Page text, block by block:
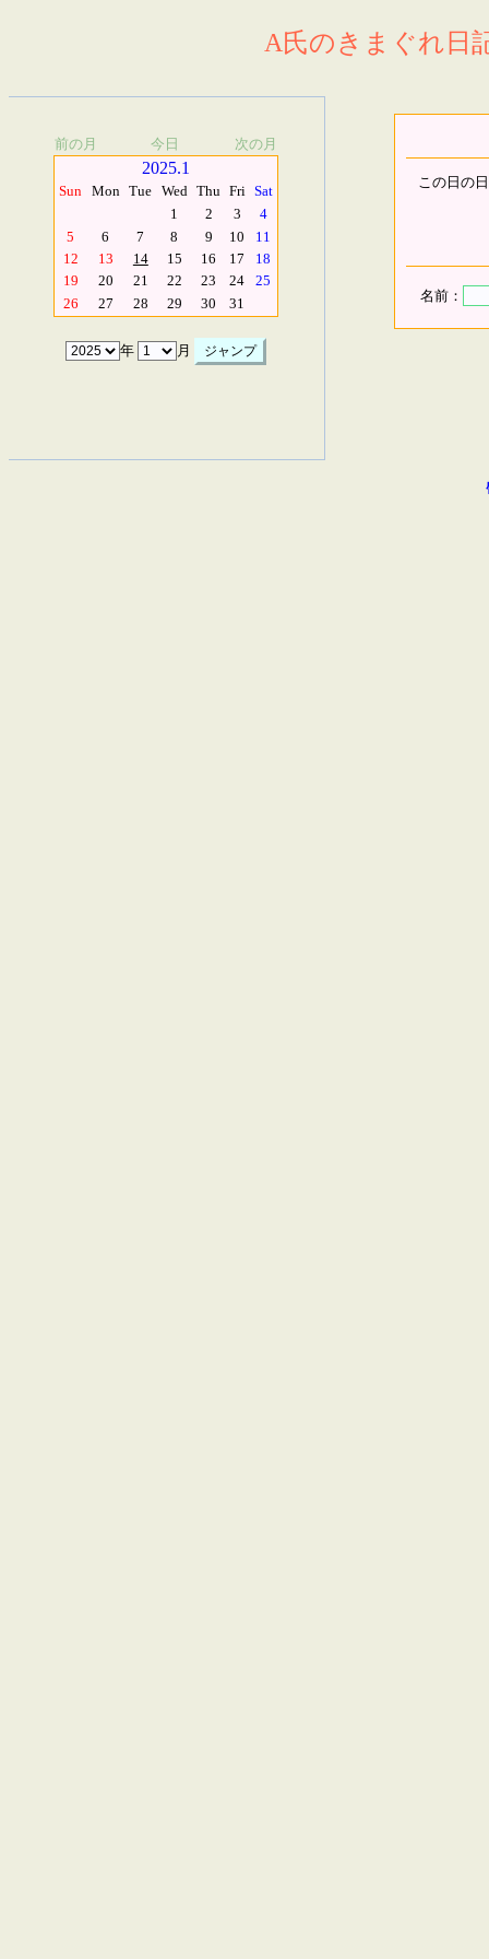
A氏のきまぐれ日
前の月 今日 次の月
2025.1
Sun Mon Tue Wed Thu Fri Sat
1
2 3
4
5
6 7 8 9 10
11
12
13 14 15 16 17
18
19
20 21 22 23 24
25
26
27 28 29 30 31
年 月
この日の
名前：